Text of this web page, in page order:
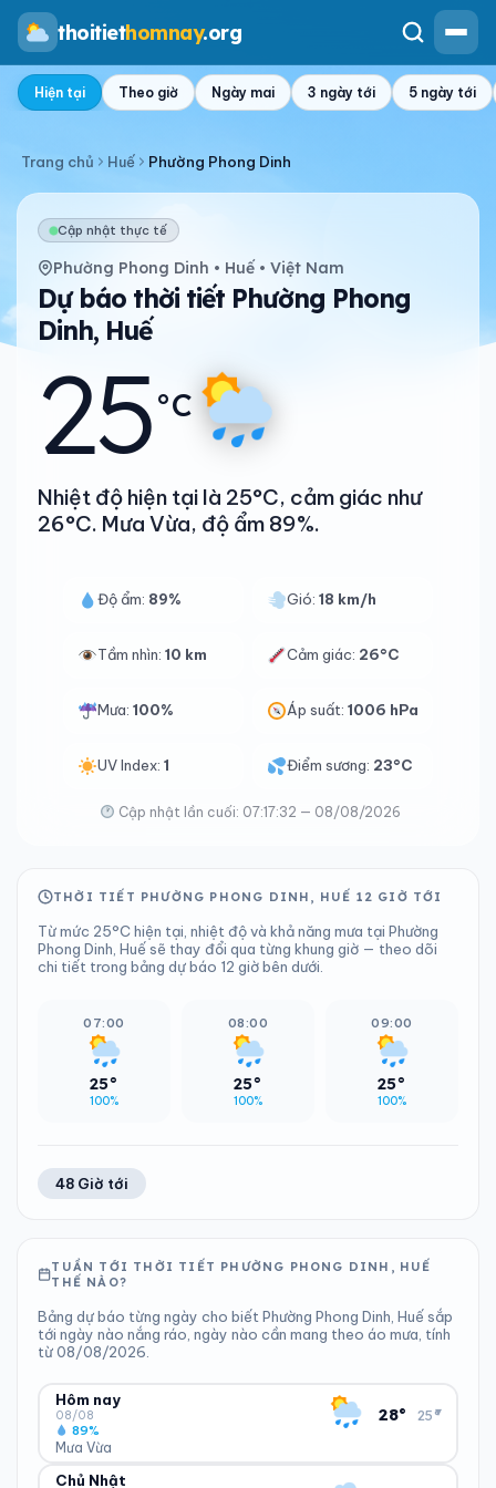
thoitiethomnay.org
Hiện tại Theo giờ Ngày mai 3 ngày tới 5 ngày tới
Trang chủ Huế Phường Phong Dinh
Cập nhật thực tế
Phường Phong Dinh • Huế • Việt Nam
Dự báo thời tiết Phường Phong
Dinh, Huế
25°C
Nhiệt độ hiện tại là 25°C, cảm giác như
26°C. Mưa Vừa, độ ẩm 89%.
Độ ẩm: 89% Gió:18 km/h
Tầm nhìn: 10 km Cảm giác: 26°C
Mưa: 100% Áp suất:1006 hPa
UV Index: 1 Điểm sương: 23°C
Cập nhật lần cuối: 07:17:32 — 08/08/2026
THỜI TIẾT PHƯỜNG PHONG DINH, HUẾ 12 GIỜ TỚI
Từ mức 25°C hiện tại, nhiệt độ và khả năng mưa tại Phường
Phong Dinh, Huế sẽ thay đổi qua từng khung giờ — theo dõi
chi tiết trong bảng dự báo 12 giờ bên dưới.
07:00
25°
100%
08:00
25°
100%
09:00
25°
100%
48 Giờ tới
TUẦN TỚI THỜI TIẾT PHƯỜNG PHONG DINH, HUẾ
THẾ NÀO?
Bảng dự báo từng ngày cho biết Phường Phong Dinh, Huế sắp
tới ngày nào nắng ráo, ngày nào cần mang theo áo mưa, tính
từ 08/08/2026.
Hôm nay
08/08
Mưa Vừa
89%
28° 25°
▾
ĐỘ ẨM
Chủ Nhật